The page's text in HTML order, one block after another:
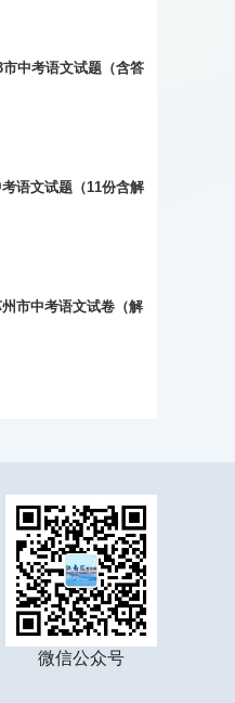
中考语文试题（含答
语文试题（11份含解
市中考语文试卷（解
微信公众号